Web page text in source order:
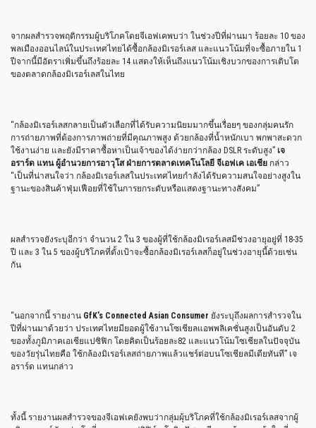
จากผลสำรวจพฤติกรรมผู้บริโภคโดยจีเอฟเคพบว่า ในช่วงปีที่ผ่านมา ร้อยละ 10 ของ
พลเมืองออนไลน์ในประเทศไทยได้ซื้อกล้องมิเรอร์เลส และแนวโน้มที่จะซื้อภายใน 1
ปีจากนี้มีอัตราเพิ่มขึ้นถึงร้อยละ 14 แสดงให้เห็นถึงแนวโน้มเชิงบวกของการเติบโต
ของตลาดกล้องมิเรอร์เลสในไทย
“กล้องมิเรอร์เลสกลายเป็นตัวเลือกที่ได้รับความนิยมมากขึ้นเรื่อยๆ ของกลุ่มคนรัก
การถ่ายภาพที่ต้องการภาพถ่ายที่มีคุณภาพสูง ด้วยกล้องที่น้ำหนักเบา พกพาสะดวก
ใช้งานง่าย และยังมีราคาซื้อหาเป็นเจ้าของได้ง่ายกว่ากล้อง DSLR ระดับสูง” เจ
อราร์ด แทน ผู้อำนวยการอาวุโส ฝ่ายการตลาดเทคโนโลยี จีเอฟเค เอเชีย กล่าว
“เป็นที่น่าสนใจว่า กล้องมิเรอร์เลสในประเทศไทยกำลังได้รับความสนใจอย่างสูงใน
ฐานะของสินค้าฟุ่มเฟือยที่ใช้ในการยกระดับหรือแสดงฐานะทางสังคม”
ผลสำรวจยังระบุอีกว่า จำนวน 2 ใน 3 ของผู้ที่ใช้กล้องมิเรอร์เลสมีช่วงอายุอยู่ที่ 18-35
ปี และ 3 ใน 5 ของผู้บริโภคที่ตั้งเป้าจะซื้อกล้องมิเรอร์เลสก็อยู่ในช่วงอายุนี้ด้วยเช่น
กัน
“นอกจากนี้ รายงาน GfK’s Connected Asian Consumer ยังระบุถึงผลการสำรวจใน
ปีที่ผ่านมาด้วยว่า ประเทศไทยมียอดผู้ใช้งานโซเชียลแอพพลิเคชั่นสูงเป็นอันดับ 2
ของทั้งภูมิภาคเอเชียแปซิฟิก โดยคิดเป็นร้อยละ82 และแนวโน้มโซเชียลในปัจจุบัน
ของวัยรุ่นไทยคือ ใช้กล้องมิเรอร์เลสถ่ายภาพแล้วแชร์ต่อบนโซเชียลมีเดียทันที” เจ
อราร์ด แทนกล่าว
ทั้งนี้ รายงานผลสำรวจของจีเอฟเคยังพบว่ากลุ่มผุ้บริโภคที่ใช้กล้องมิเรอร์เลสจากผู้